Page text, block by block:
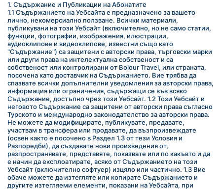
1. Съдържание и Публикации на Абонатите
1.1 Съдържанието на Уебсайта е предназначено за вашето
лично, некомерсиално ползване. Всички материали,
публикувани на този Уебсайт (включително, но не само статии,
функции, фотографии, изображения, илюстрации,
аудиоклипове и видеоклипове, известни също като
"Съдържание") са защитени с авторски права, търговски марки
или други права на интелектуална собственост и са
собственост или контролирани от Bolour Travel, или страната,
посочена като доставчик на Съдържанието. Вие трябва да
спазвате всички допълнителни уведомления за авторски права,
информация или ограничения, съдържащи се във всяко
Съдържание, достъпно чрез този Уебсайт. 1.2 Този Уебсайт и
неговото Съдържание са защитени от авторски права съгласно
Турското и международно законодателство за авторски права.
Не можете да модифицирате, публикувате, предавате,
участвам в трансфера или продавате, да възпроизвеждате
(освен както е посочено в Раздел 1.3 от тези Условия и
Разпоредби), да създавате нови произведения от,
разпространявате, представяте, показвате или по какъвто и да
е начин да експлоатирате, всяко от Съдържанието на този
Уебсайт (включително софтуер) изцяло или частично. 1.3 Вие
обаче можете да изтегляте или копирате Съдържанието и
другите изтегляеми елементи, показани на Уебсайта, при